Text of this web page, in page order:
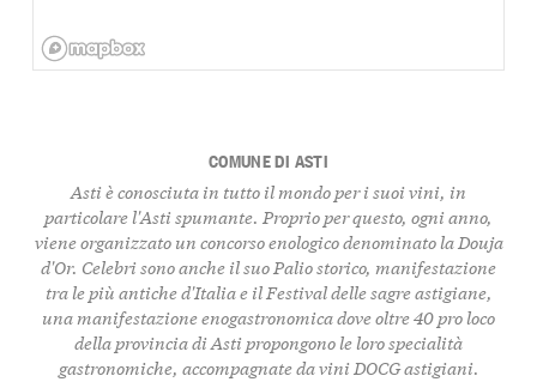
COMUNE DI ASTI
Asti è conosciuta in tutto il mondo per i suoi vini, in
particolare l'Asti spumante. Proprio per questo, ogni anno,
viene organizzato un concorso enologico denominato la Douja
d'Or. Celebri sono anche il suo Palio storico, manifestazione
tra le più antiche d'Italia e il Festival delle sagre astigiane,
una manifestazione enogastronomica dove oltre 40 pro loco
della provincia di Asti propongono le loro specialità
gastronomiche, accompagnate da vini DOCG astigiani.